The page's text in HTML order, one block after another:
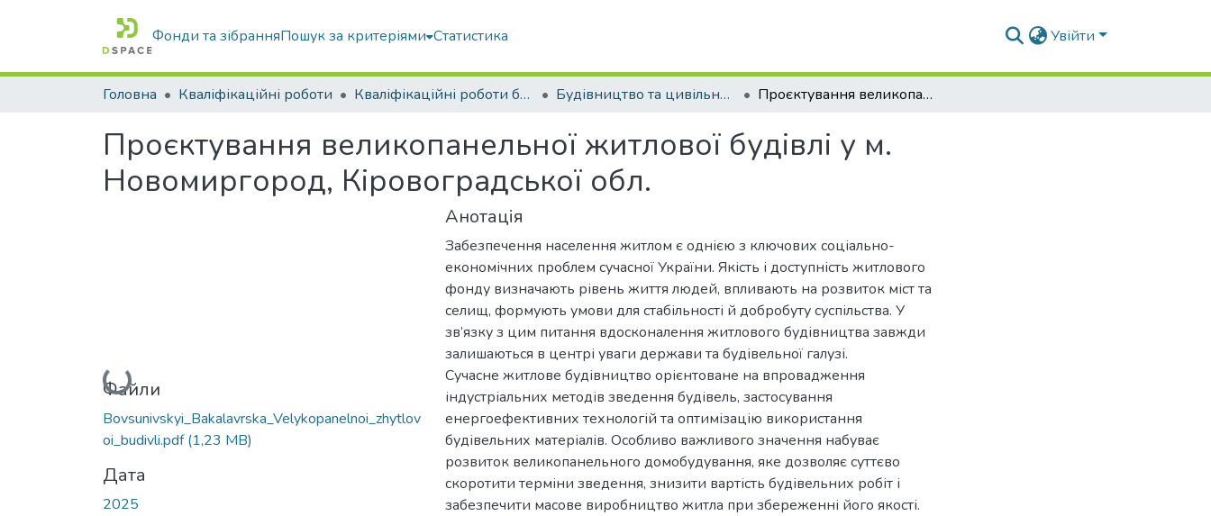
Фонди та зібранняПошук за критеріями Статистика Увійти
Головна Кваліфікаційні роботи Кваліфікаційні роботи бакалаврів Будівництво та цивільна інженерія Проєктування великопанельної житлової будівлі у м. Новомиргород, Кіровоградської обл.
Проєктування великопанельної житлової будівлі у м.
Новомиргород, Кіровоградської обл.
Вантажиться...
Файли
Bovsunivskyi_Bakalavrska_Velykopanelnoi_zhytlov
oi_budivli.pdf(1,23 MB)
Дата
2025
Анотація
Забезпечення населення житлом є однією з ключових соціально-
економічних проблем сучасної України. Якість і доступність житлового
фонду визначають рівень життя людей, впливають на розвиток міст та
селищ, формують умови для стабільності й добробуту суспільства. У
зв’язку з цим питання вдосконалення житлового будівництва завжди
залишаються в центрі уваги держави та будівельної галузі.
Сучасне житлове будівництво орієнтоване на впровадження
індустріальних методів зведення будівель, застосування
енергоефективних технологій та оптимізацію використання
будівельних матеріалів. Особливо важливого значення набуває
розвиток великопанельного домобудування, яке дозволяє суттєво
скоротити терміни зведення, знизити вартість будівельних робіт і
забезпечити масове виробництво житла при збереженні його якості.